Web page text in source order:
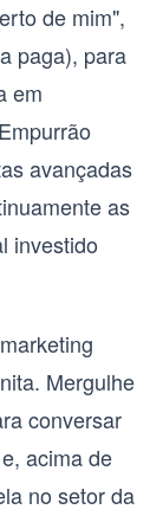
de mim",
paga), para
em
avançadas
as
investido
Mergulhe
conversar
acima de
no setor da